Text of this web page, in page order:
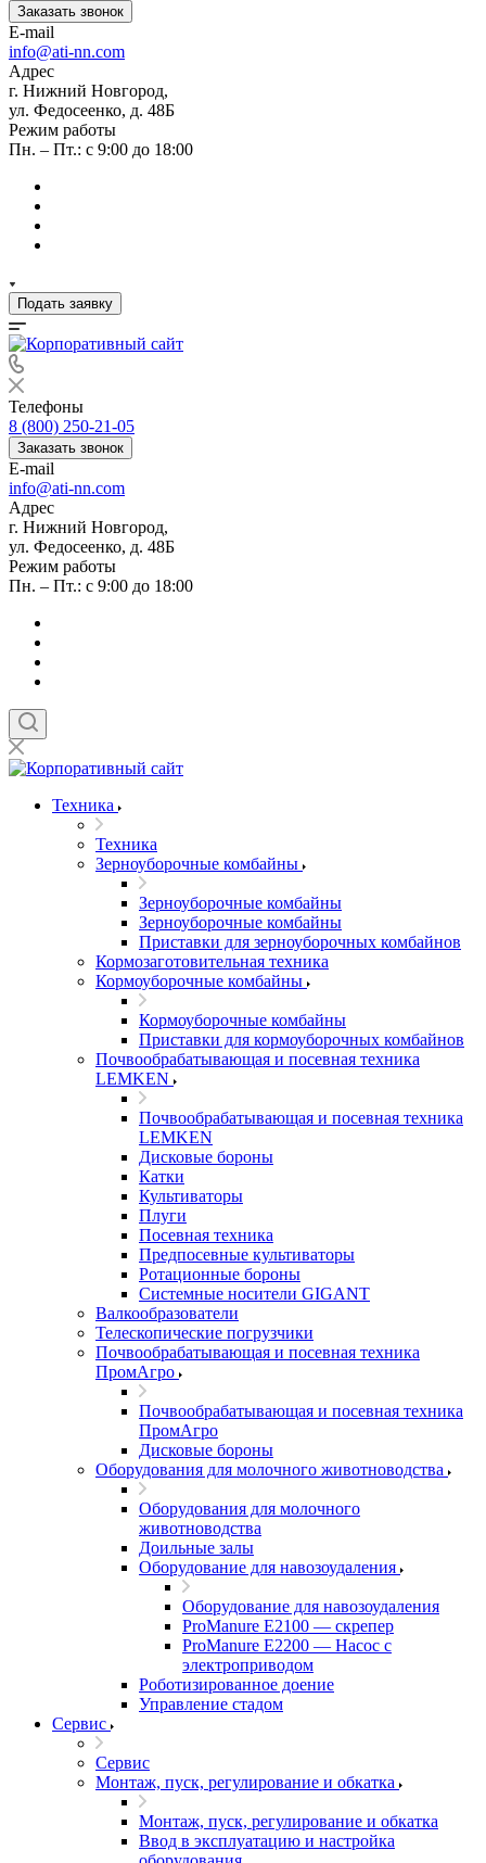
Заказать звонок
E-mail
info@ati-nn.com
Адрес
г. Нижний Новгород,
ул. Федосеенко, д. 48Б
Режим работы
Пн. – Пт.: с 9:00 до 18:00
Подать заявку
Телефоны
8 (800) 250-21-05
Заказать звонок
E-mail
info@ati-nn.com
Адрес
г. Нижний Новгород,
ул. Федосеенко, д. 48Б
Режим работы
Пн. – Пт.: с 9:00 до 18:00
Техника
Техника
Зерноуборочные комбайны
Зерноуборочные комбайны
Зерноуборочные комбайны
Приставки для зерноуборочных комбайнов
Кормозаготовительная техника
Кормоуборочные комбайны
Кормоуборочные комбайны
Приставки для кормоуборочных комбайнов
Почвообрабатывающая и посевная техника
LEMKEN
Почвообрабатывающая и посевная техника
LEMKEN
Дисковые бороны
Катки
Культиваторы
Плуги
Посевная техника
Предпосевные культиваторы
Ротационные бороны
Системные носители GIGANT
Валкообразователи
Телескопические погрузчики
Почвообрабатывающая и посевная техника
ПромАгро
Почвообрабатывающая и посевная техника
ПромАгро
Дисковые бороны
Оборудования для молочного животноводства
Оборудования для молочного
животноводства
Доильные залы
Оборудование для навозоудаления
Оборудование для навозоудаления
ProManure E2100 — скрепер
ProManure E2200 — Насос с
электроприводом
Роботизированное доение
Управление стадом
Сервис
Сервис
Монтаж, пуск, регулирование и обкатка
Монтаж, пуск, регулирование и обкатка
Ввод в эксплуатацию и настройка